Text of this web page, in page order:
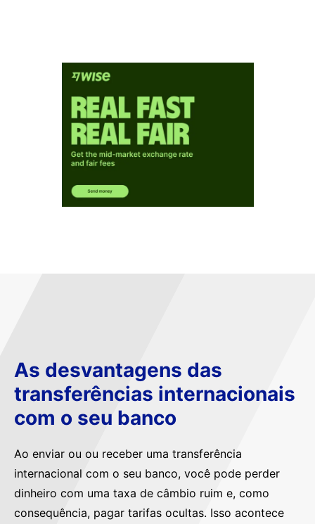
As desvantagens das
transferências internacionais
com o seu banco
Ao enviar ou ou receber uma transferência
internacional com o seu banco, você pode perder
dinheiro com uma taxa de câmbio ruim e, como
consequência, pagar tarifas ocultas. Isso acontece